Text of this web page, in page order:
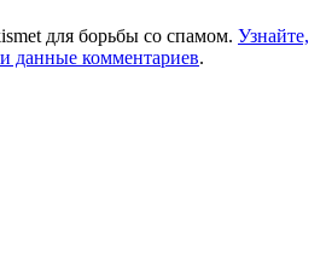
для борьбы со спамом. Узнайте,
данные комментариев.